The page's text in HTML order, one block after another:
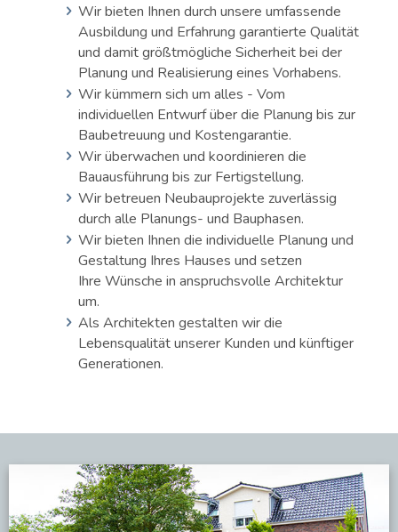
Wir bieten Ihnen durch unsere umfassende
Ausbildung und Erfahrung garantierte Qualität
und damit größtmögliche Sicherheit bei der
Planung und Realisierung eines Vorhabens.
Wir kümmern sich um alles - Vom
individuellen Entwurf über die Planung bis zur
Baubetreuung und Kostengarantie.
Wir überwachen und koordinieren die
Bauausführung bis zur Fertigstellung.
Wir betreuen Neubauprojekte zuverlässig
durch alle Planungs- und Bauphasen.
Wir bieten Ihnen die individuelle Planung und
Gestaltung Ihres Hauses und setzen
Ihre Wünsche in anspruchsvolle Architektur
um.
Als Architekten gestalten wir die
Lebensqualität unserer Kunden und künftiger
Generationen.